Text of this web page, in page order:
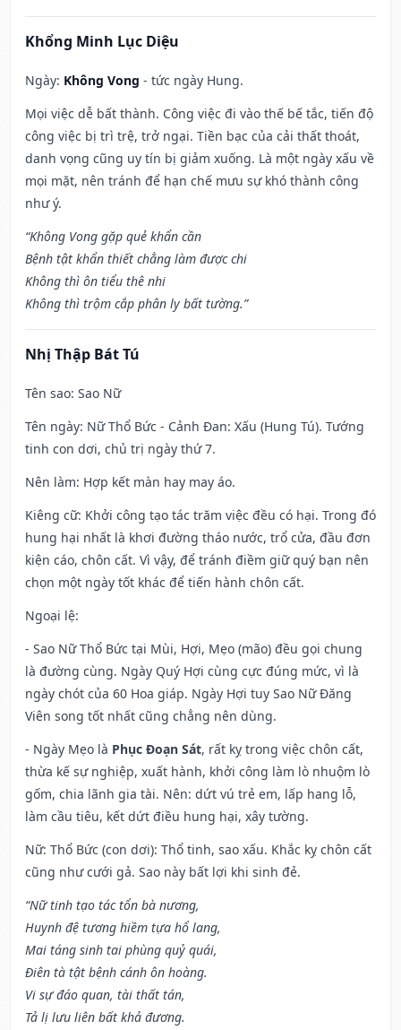
Khổng Minh Lục Diệu
Ngày: Không Vong - tức ngày Hung.
Mọi việc dễ bất thành. Công việc đi vào thế bế tắc, tiến độ
công việc bị trì trệ, trở ngại. Tiền bạc của cải thất thoát,
danh vọng cũng uy tín bị giảm xuống. Là một ngày xấu về
mọi mặt, nên tránh để hạn chế mưu sự khó thành công
như ý.
“Không Vong gặp quẻ khẩn cần
Bệnh tật khẩn thiết chẳng làm được chi
Không thì ôn tiểu thê nhi
Không thì trộm cắp phân ly bất tường.”
Nhị Thập Bát Tú
Tên sao: Sao Nữ
Tên ngày: Nữ Thổ Bức - Cảnh Đan: Xấu (Hung Tú). Tướng
tinh con dơi, chủ trị ngày thứ 7.
Nên làm: Hợp kết màn hay may áo.
Kiêng cữ: Khởi công tạo tác trăm việc đều có hại. Trong đó
hung hại nhất là khơi đường tháo nước, trổ cửa, đầu đơn
kiện cáo, chôn cất. Vì vậy, để tránh điềm giữ quý bạn nên
chọn một ngày tốt khác để tiến hành chôn cất.
Ngoại lệ:
- Sao Nữ Thổ Bức tại Mùi, Hợi, Mẹo (mão) đều gọi chung
là đường cùng. Ngày Quý Hợi cùng cực đúng mức, vì là
ngày chót của 60 Hoa giáp. Ngày Hợi tuy Sao Nữ Đăng
Viên song tốt nhất cũng chẳng nên dùng.
- Ngày Mẹo là Phục Đoạn Sát, rất kỵ trong việc chôn cất,
thừa kế sự nghiệp, xuất hành, khởi công làm lò nhuộm lò
gốm, chia lãnh gia tài. Nên: dứt vú trẻ em, lấp hang lỗ,
làm cầu tiêu, kết dứt điều hung hại, xây tường.
Nữ: Thổ Bức (con dơi): Thổ tinh, sao xấu. Khắc kỵ chôn cất
cũng như cưới gả. Sao này bất lợi khi sinh đẻ.
“Nữ tinh tạo tác tổn bà nương,
Huynh đệ tương hiềm tựa hổ lang,
Mai táng sinh tai phùng quỷ quái,
Điên tà tật bệnh cánh ôn hoàng.
Vi sự đáo quan, tài thất tán,
Tả lị lưu liên bất khả đương.